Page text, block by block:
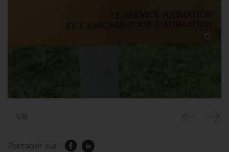
1/8
Partager sur :